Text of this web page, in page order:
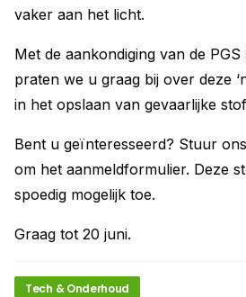
vaker aan het licht.
Met de aankondiging van de
praten we u graag bij over deze
in het opslaan van gevaarlijke
Bent u geïnteresseerd? Stuur
om het aanmeldformulier. Deze
spoedig mogelijk toe.
Graag tot 20 juni.
Tech & Onderhoud